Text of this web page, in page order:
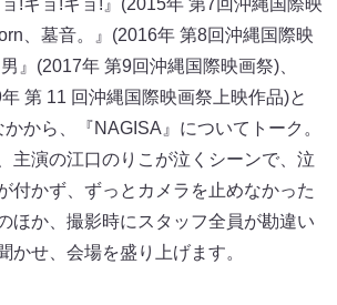
!キョ!キョ!』(2015年 第7回沖縄国際映
、墓音。』(2016年 第8回沖縄国際映
』(2017年 第9回沖縄国際映画祭)、
年 第 11 回沖縄国際映画祭上映作品)と
から、『NAGISA』についてトーク。
主演の江口のりこが泣くシーンで、泣
付かず、ずっとカメラを止めなかった
ほか、撮影時にスタッフ全員が勘違い
かせ、会場を盛り上げます。